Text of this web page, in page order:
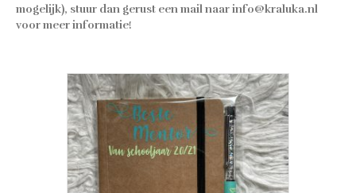
mogelijk), stuur dan gerust een mail naar info@kraluka.nl
voor meer informatie!